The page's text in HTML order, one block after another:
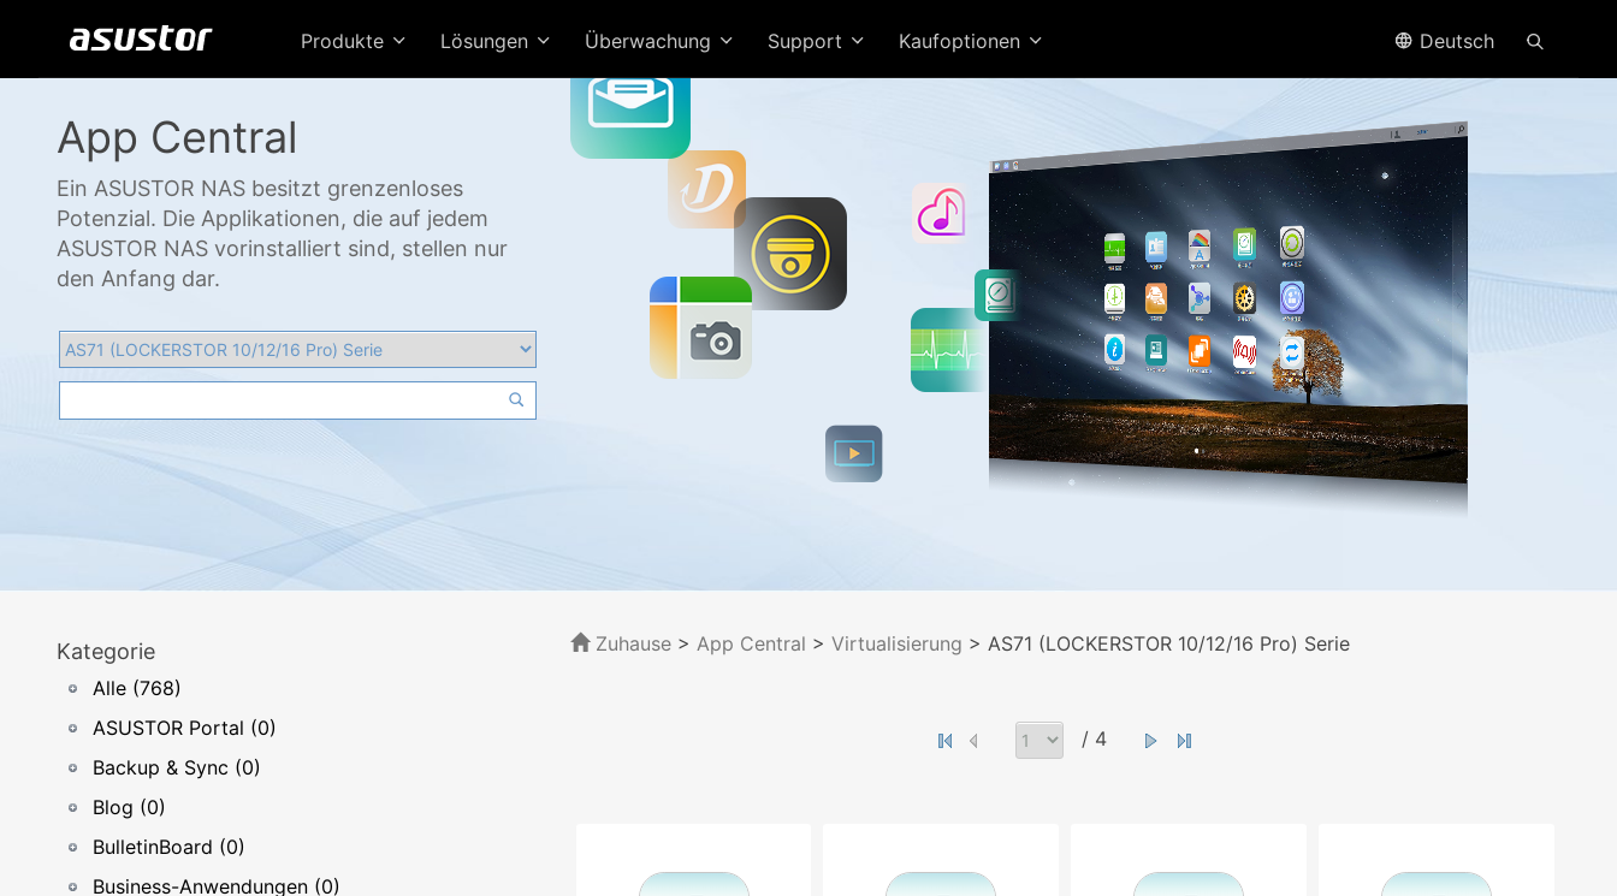
Produkte Lösungen Überwachung Support Kaufoptionen Deutsch
App Central
Ein ASUSTOR NAS besitzt grenzenloses
Potenzial. Die Applikationen, die auf jedem
ASUSTOR NAS vorinstalliert sind, stellen nur
den Anfang dar.
Kategorie
Alle (768)
ASUSTOR Portal (0)
Backup & Sync (0)
Blog (0)
BulletinBoard (0)
Business-Anwendungen (0)
Zuhause> App Central > Virtualisierung > AS71 (LOCKERSTOR 10/12/16 Pro) Serie
/ 4